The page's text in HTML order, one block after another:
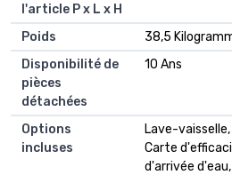
l'article P x L x H
Poids
38,5
Disponibilité de
pièces
détachées
10 Ans
Options
incluses
Lave-
Carte
d'arrivée